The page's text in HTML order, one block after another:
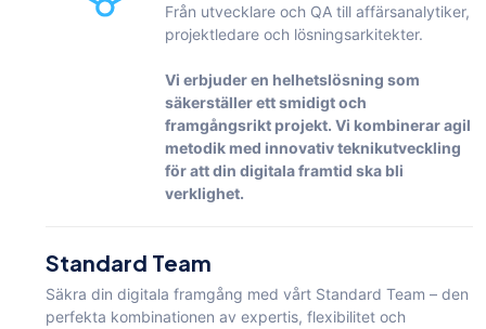
Från utvecklare och QA till affärsanalytiker,
projektledare och lösningsarkitekter.
Vi erbjuder en helhetslösning som
säkerställer ett smidigt och
framgångsrikt projekt. Vi kombinerar agil
metodik med innovativ teknikutveckling
för att din digitala framtid ska bli
verklighet.
Standard Team
Säkra din digitala framgång med vårt Standard Team – den
perfekta kombinationen av expertis, flexibilitet och